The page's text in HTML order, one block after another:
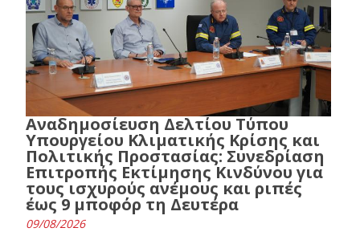
Αναδημοσίευση Δελτίου Τύπου
Υπουργείου Κλιματικής Κρίσης και
Πολιτικής Προστασίας: Συνεδρίαση
Επιτροπής Εκτίμησης Κινδύνου για
τους ισχυρούς ανέμους και ριπές
έως 9 μποφόρ τη Δευτέρα
09/08/2026